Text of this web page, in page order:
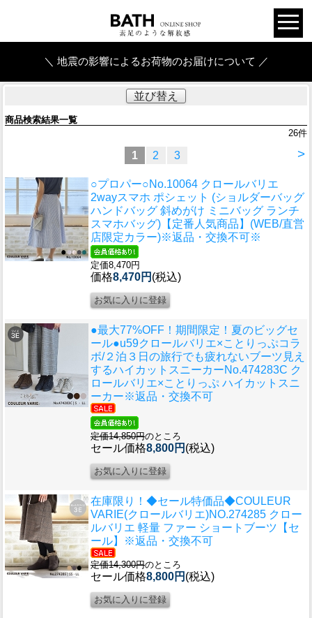
＼ 地震の影響によるお荷物のお届けについて ／
並び替え
商品検索結果一覧
26件
>
1 2 3
○プロパー○No.10064 クロールバリエ
2wayスマホ ポシェット (ショルダーバッグ
ハンドバッグ 斜めがけ ミニバッグ ランチ
スマホバッグ)【定番人気商品】(WEB/直営
店限定カラー)※返品・交換不可※
定価8,470円
価格8,470円 (税込)
●最大77%OFF！期間限定！夏のビッグセ
ール●u59クロールバリエ×ことりっぷコラ
ボ/２泊３日の旅行でも疲れないブーツ見え
するハイカットスニーカーNo.474283C ク
ロールバリエ×ことりっぷ ハイカットスニ
ーカー※返品・交換不可
定価14,850円のところ
セール価格8,800円 (税込)
在庫限り！◆セール特価品◆COULEUR
VARIE(クロールバリエ)NO.274285 クロー
ルバリエ 軽量 ファー ショートブーツ【セ
ール】※返品・交換不可
定価14,300円のところ
セール価格8,800円 (税込)